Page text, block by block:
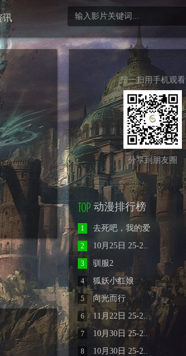
讯
扫一扫用手机观看
分享到朋友圈
动漫排行榜
1
去死吧，我的爱
2
10月25日 25-2..
3
驯服2
4
狐妖小红娘
5
向光而行
6
11月22日 25-2..
7
10月30日 25-2..
8
10月30日 25-2..